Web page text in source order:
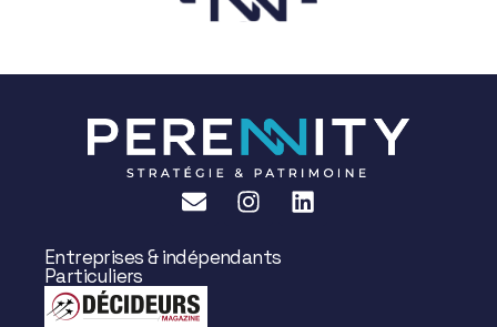
Entreprises & indépendants
Particuliers